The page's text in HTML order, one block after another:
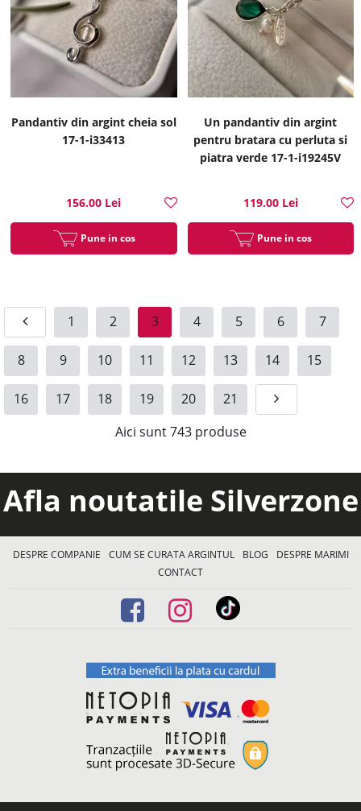
Pandantiv din argint cheia sol
17-1-i33413
156.00 Lei
Pune in cos
Un pandantiv din argint
pentru bratara cu perluta si
piatra verde 17-1-i19245V
119.00 Lei
Pune in cos
1 2 3 4 5 6 7
8 9 10 11 12 13 14 15
16 17 18 19 20
21
Aici sunt743produse
Afla noutatile Silverzone
DESPRE COMPANIE CUM SE CURATA ARGINTUL BLOG
DESPRE MARIMI
CONTACT